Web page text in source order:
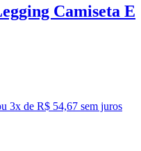
Camiseta E
3x de R$ 54,67 sem juros